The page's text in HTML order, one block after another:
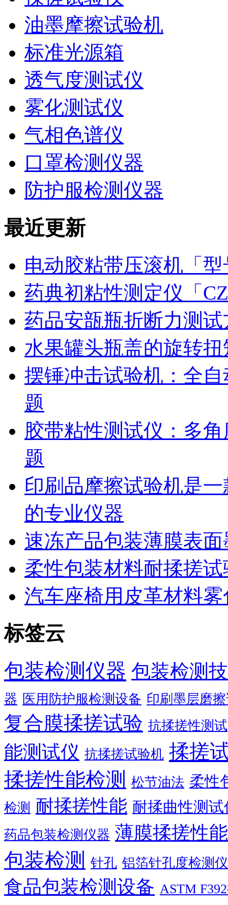
油墨摩擦试验机
标准光源箱
透气度测试仪
雾化测试仪
气相色谱仪
口罩检测仪器
防护服检测仪器
最近更新
电动胶粘带压滚机「
药典初粘性测定仪「
药品安瓿瓶折断力测
水果罐头瓶盖的旋转
摆锤冲击试验机：全
题
胶带粘性测试仪：多
题
印刷品摩擦试验机是
的专业仪器
速冻产品包装薄膜表
柔性包装材料耐揉搓
汽车座椅用皮革材料
标签云
包装检测仪器 包装检测
器 医用防护服检测设备 印刷墨层磨
复合膜揉搓试验 抗揉搓性测试
能测试仪 抗揉搓试验机 揉搓
揉搓性能检测
松节油法 柔性
检测 耐揉搓性能 耐揉曲性测试
药品包装检测仪器 薄膜揉搓性
包装检测 针孔 铝箔针孔度检测
食品包装检测设备 ASTM